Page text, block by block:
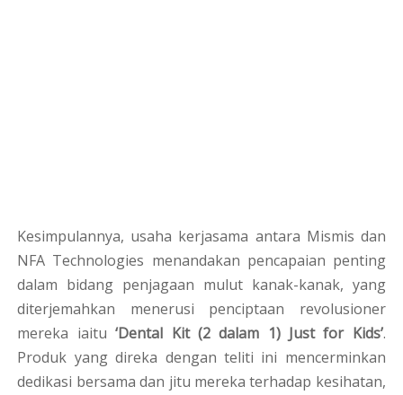
Kesimpulannya, usaha kerjasama antara Mismis dan
NFA Technologies menandakan pencapaian penting
dalam bidang penjagaan mulut kanak-kanak, yang
diterjemahkan menerusi penciptaan revolusioner
mereka iaitu‘Dental Kit (2 dalam 1) Just for Kids’.
Produk yang direka dengan teliti ini mencerminkan
dedikasi bersama dan jitu mereka terhadap kesihatan,